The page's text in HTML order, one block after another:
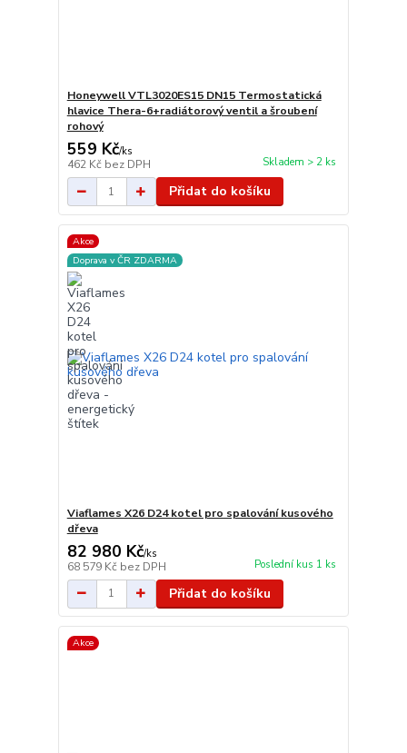
Honeywell VTL3020ES15 DN15 Termostatická
hlavice Thera-6+radiátorový ventil a šroubení
rohový
559 Kč/ks
462 Kč bez DPH Skladem > 2 ks
Přidat do košíku
Akce
Doprava v ČR ZDARMA
Viaflames X26 D24 kotel pro spalování kusového
dřeva
82 980 Kč/ks
68 579 Kč bez DPH Poslední kus 1 ks
Přidat do košíku
Akce